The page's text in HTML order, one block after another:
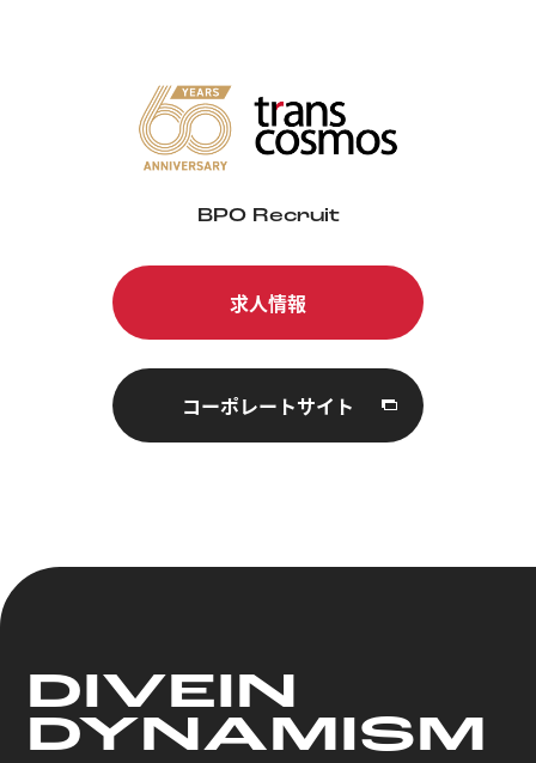
BPO Recruit
求人情報
コーポレートサイト
DIVEIN
DYNAMISM